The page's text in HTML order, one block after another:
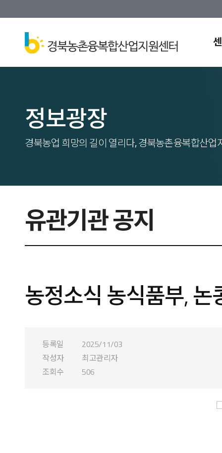
정보광장
경북농업 희망의 길이 열리다, 경북농촌융복합산업
유관기관 공지
농정소식 농식품부, 논
등록일
2025/11/03
작성자
최고관리자
조회수
506